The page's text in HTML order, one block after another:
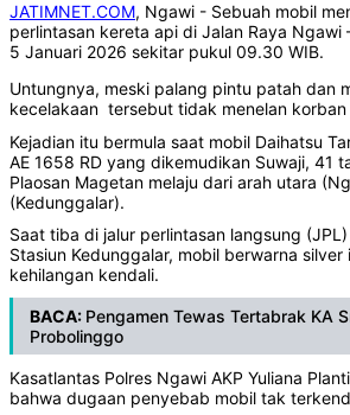
JATIMNET.COM, Ngawi - Sebuah mobil
perlintasan kereta api di Jalan Raya Ngawi
5 Januari 2026 sekitar pukul 09.30 WIB.
Untungnya, meski palang pintu patah dan
kecelakaan tersebut tidak menelan korban
Kejadian itu bermula saat mobil Daihatsu
AE 1658 RD yang dikemudikan Suwaji, 41
Plaosan Magetan melaju dari arah utara
(Kedunggalar).
Saat tiba di jalur perlintasan langsung
Stasiun Kedunggalar, mobil berwarna
kehilangan kendali.
BACA: Pengamen Tewas Tertabrak KA
Probolinggo
Kasatlantas Polres Ngawi AKP Yuliana
bahwa dugaan penyebab mobil tak